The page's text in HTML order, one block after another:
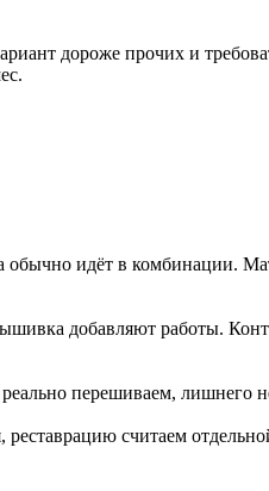
дороже прочих и
обычно идёт в комбинации.
добавляют работы.
перешиваем, лишнего
считаем